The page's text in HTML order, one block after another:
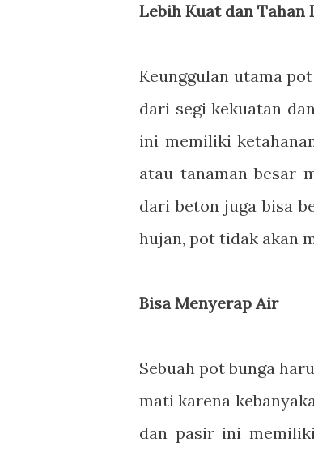
Lebih Kuat dan Tahan
Keunggulan utama
dari segi kekuatan
ini memiliki
atau tanaman besar
dari beton juga bisa
hujan, pot tidak akan
Bisa Menyerap Air
Sebuah pot bunga
mati karena
dan pasir ini